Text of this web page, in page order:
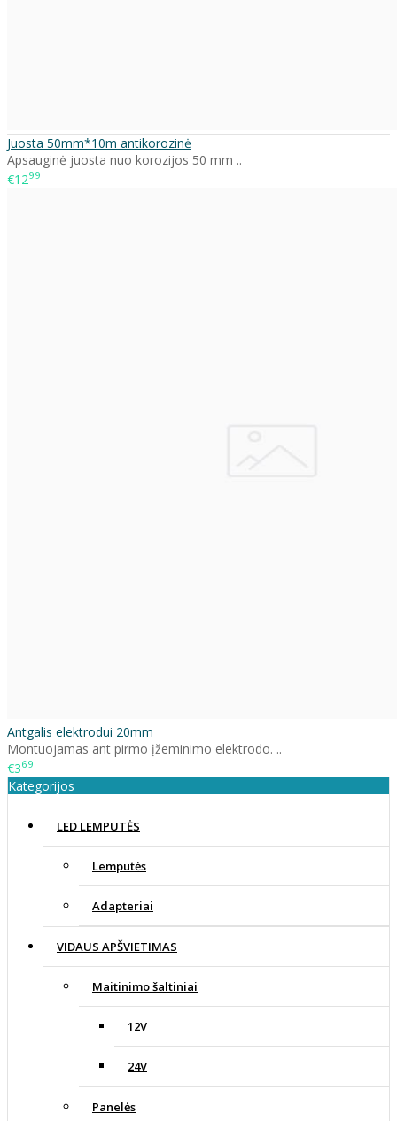
Juosta 50mm*10m antikorozinė
Apsauginė juosta nuo korozijos 50 mm ..
€1299
Antgalis elektrodui 20mm
Montuojamas ant pirmo įžeminimo elektrodo. ..
€369
Kategorijos
LED LEMPUTĖS
Lemputės
Adapteriai
VIDAUS APŠVIETIMAS
Maitinimo šaltiniai
12V
24V
Panelės